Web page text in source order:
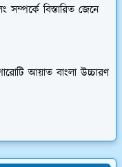
সম্পর্কে বিস্তারিত জেনে
আয়াত বাংলা উচ্চারণ